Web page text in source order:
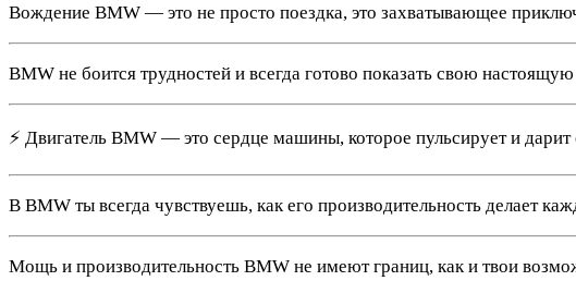
Вождение BMW — это не просто поездка, это захватывающее
BMW не боится трудностей и всегда готово показать свою
⚡ Двигатель BMW — это сердце машины, которое пульсирует и
В BMW ты всегда чувствуешь, как его производительность делает
Мощь и производительность BMW не имеют границ, как и твои